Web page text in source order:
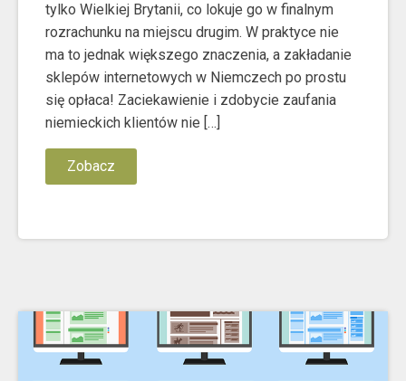
tylko Wielkiej Brytanii, co lokuje go w finalnym
rozrachunku na miejscu drugim. W praktyce nie
ma to jednak większego znaczenia, a zakładanie
sklepów internetowych w Niemczech po prostu
się opłaca! Zaciekawienie i zdobycie zaufania
niemieckich klientów nie […]
Zobacz